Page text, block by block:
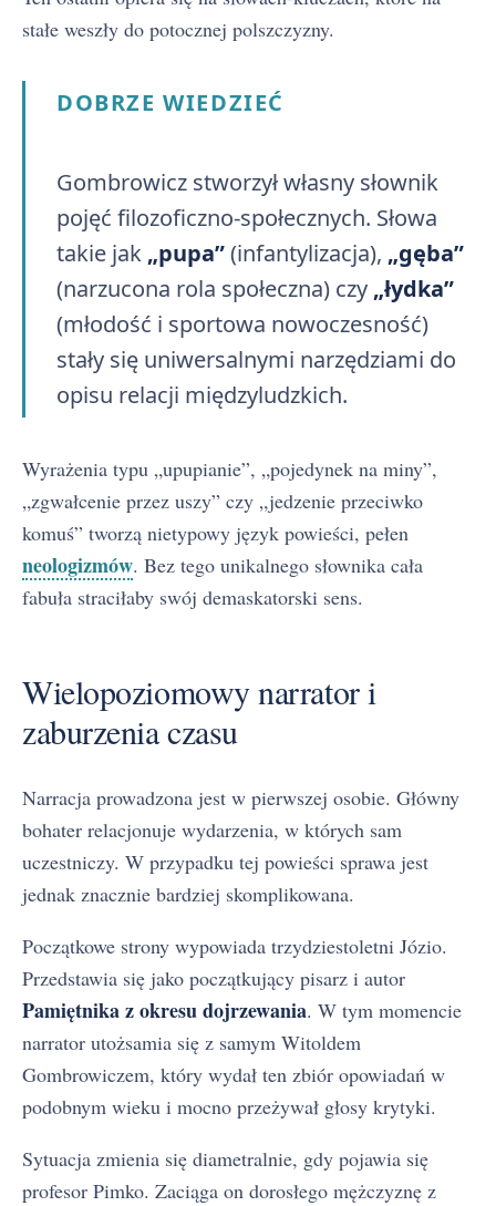
stałe weszły do potocznej polszczyzny.
DOBRZE WIEDZIEĆ
Gombrowicz stworzył własny słownik
pojęć filozoficzno-społecznych. Słowa
takie jak „pupa”(infantylizacja), „gęba”
(narzucona rola społeczna) czy „łydka”
(młodość i sportowa nowoczesność)
stały się uniwersalnymi narzędziami do
opisu relacji międzyludzkich.
Wyrażenia typu „upupianie”, „pojedynek na miny”,
„zgwałcenie przez uszy” czy „jedzenie przeciwko
komuś” tworzą nietypowy język powieści, pełen
neologizmów. Bez tego unikalnego słownika cała
fabuła straciłaby swój demaskatorski sens.
Wielopoziomowy narrator i
zaburzenia czasu
Narracja prowadzona jest w pierwszej osobie. Główny
bohater relacjonuje wydarzenia, w których sam
uczestniczy. W przypadku tej powieści sprawa jest
jednak znacznie bardziej skomplikowana.
Początkowe strony wypowiada trzydziestoletni Józio.
Przedstawia się jako początkujący pisarz i autor
Pamiętnika z okresu dojrzewania. W tym momencie
narrator utożsamia się z samym Witoldem
Gombrowiczem, który wydał ten zbiór opowiadań w
podobnym wieku i mocno przeżywał głosy krytyki.
Sytuacja zmienia się diametralnie, gdy pojawia się
profesor Pimko. Zaciąga on dorosłego mężczyznę z